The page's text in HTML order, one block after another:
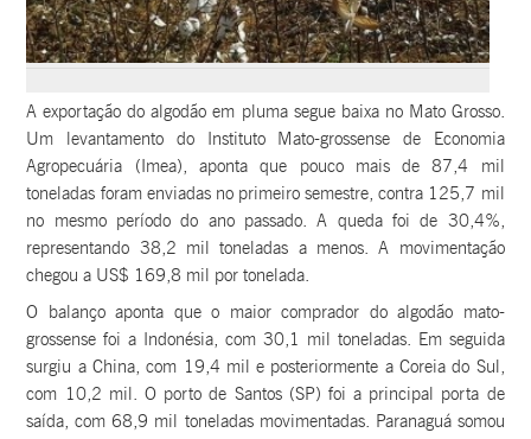
A exportação do algodão em pluma segue baixa no Mato Grosso.
Um levantamento do Instituto Mato-grossense de Economia
Agropecuária (Imea), aponta que pouco mais de 87,4 mil
toneladas foram enviadas no primeiro semestre, contra 125,7 mil
no mesmo período do ano passado. A queda foi de 30,4%,
representando 38,2 mil toneladas a menos. A movimentação
chegou a US$ 169,8 mil por tonelada.
O balanço aponta que o maior comprador do algodão mato-
grossense foi a Indonésia, com 30,1 mil toneladas. Em seguida
surgiu a China, com 19,4 mil e posteriormente a Coreia do Sul,
com 10,2 mil. O porto de Santos (SP) foi a principal porta de
saída, com 68,9 mil toneladas movimentadas. Paranaguá somou